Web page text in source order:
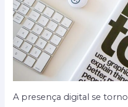
A presença digital se